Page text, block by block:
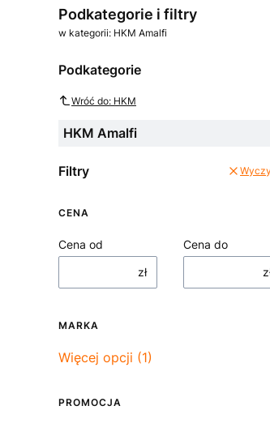
Podkategorie i filtry
w kategorii: HKM Amalfi
Podkategorie
Wróć do: HKM
HKM Amalfi
Filtry
CENA
Cena od
zł
Cena do
MARKA
Marka
Więcej opcji (1)
PROMOCJA